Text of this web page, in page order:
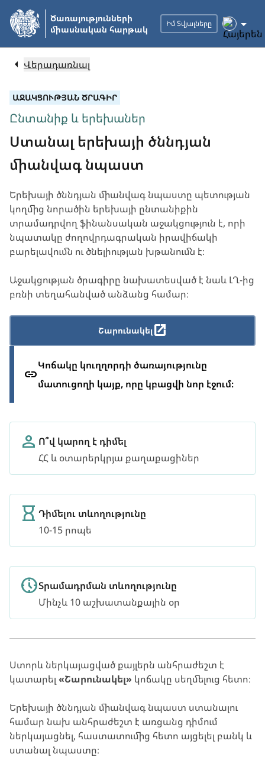
Անցնել
հիմնական
բովանդակությանը
Ծառայությունների
միասնական հարթակ
Իմ Տվյալները
Վերադառնալ
ԱՋԱԿՑՈՒԹՅԱՆ ԾՐԱԳԻՐ
Ընտանիք և երեխաներ
Ստանալ երեխայի ծննդյան
միանվագ նպաստ
Երեխայի ծննդյան միանվագ նպաստը պետության
կողմից նորածին երեխայի ընտանիքին
տրամադրվող ֆինանսական աջակցություն է, որի
նպատակը ժողովրդագրական իրավիճակի
բարելավումն ու ծնելիության խթանումն է։
Աջակցության ծրագիրը նախատեսված է նաև ԼՂ-ից
բռնի տեղահանված անձանց համար։
Շարունակել
Կոճակը կուղղորդի ծառայությունը
մատուցողի կայք, որը կբացվի նոր էջում։
Ո՞վ կարող է դիմել
ՀՀ և օտարերկրյա քաղաքացիներ
Դիմելու տևողությունը
10-15 րոպե
Տրամադրման տևողությունը
Մինչև 10 աշխատանքային օր
Ստորև ներկայացված քայլերն անհրաժեշտ է
կատարել «Շարունակել» կոճակը սեղմելուց հետո։
Երեխայի ծննդյան միանվագ նպաստ ստանալու
համար նախ անհրաժեշտ է առցանց դիմում
ներկայացնել, հաստատումից հետո այցելել բանկ և
ստանալ նպաստը։